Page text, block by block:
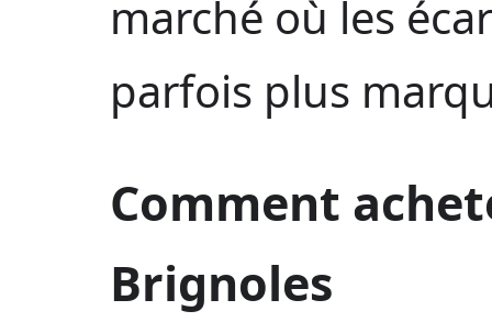
marché où les
parfois plus
Comment
Brignoles